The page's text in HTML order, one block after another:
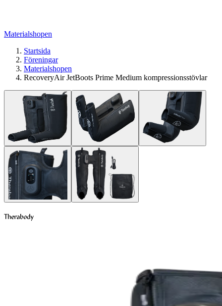
Materialshopen
Startsida
Föreningar
Materialshopen
RecoveryAir JetBoots Prime Medium kompressionsstövlar